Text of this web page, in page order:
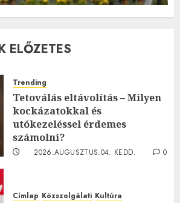
ELŐZETES
Trending
Tetoválás eltávolítás – Milyen
kockázatokkal és
utókezeléssel érdemes
számolni?
2026.AUGUSZTUS.04. KEDD.
0
Címlap Közszolgálati Kultúra